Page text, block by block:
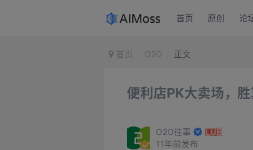
首页 原创 论
首页 O2O 正文
便利店PK大卖场，胜
O2O往事
11年前发布